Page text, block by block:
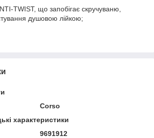
TWIST, що запобігає скручуваню,
душовою лійкою;
Corso
характеристики
9691912